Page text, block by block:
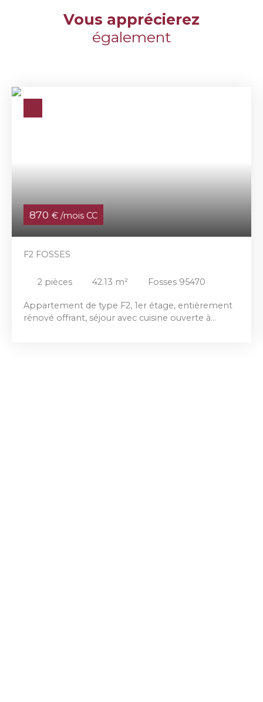
Vous apprécierez
également
870 € /mois CC
F2 FOSSES
2 pièces 42.13 m² Fosses 95470
Appartement de type F2, 1er étage, entièrement
rénové offrant, séjour avec cuisine ouverte à